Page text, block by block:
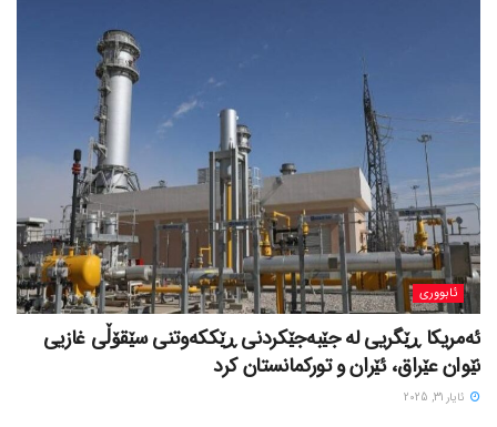
ئابووری
ئەمریکا ڕێگریی لە جێبەجێکردنی ڕێککەوتنی سێقۆڵی غازیی
نێوان عێراق، ئێران و تورکمانستان کرد
ئایار 31, 2025